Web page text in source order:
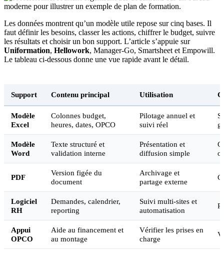
Les données montrent qu’un modèle utile repose sur cinq bases. Il
faut définir les besoins, classer les actions, chiffrer le budget, suivre
les résultats et choisir un bon support. L’article s’appuie sur
Uniformation, Hellowork, Manager-Go, Smartsheet et Empowill.
Le tableau ci-dessous donne une vue rapide avant le détail.
Support Contenu principal Utilisation
Modèle
Excel
Colonnes budget,
heures, dates, OPCO
Pilotage annuel et
suivi réel
Modèle
Word
Texte structuré et
validation interne
Présentation et
diffusion simple
PDF
Version figée du
document
Archivage et
partage externe
Logiciel
RH
Demandes, calendrier,
reporting
Suivi multi-sites et
automatisation
Appui
OPCO
Aide au financement et
au montage
Vérifier les prises en
charge